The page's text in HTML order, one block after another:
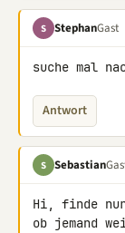
S StephanGast
suche mal
Antwort
S Sebastian
Hi, finde
ob jemand